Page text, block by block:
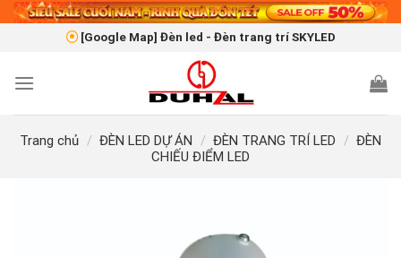
Skip
[Google Map] Đèn led - Đèn trang trí SKYLED
Trang chủ / ĐÈN LED DỰ ÁN / ĐÈN TRANG TRÍ LED / ĐÈN
CHIẾU ĐIỂM LED